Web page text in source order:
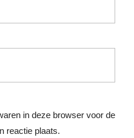
in deze browser voor de
reactie plaats.